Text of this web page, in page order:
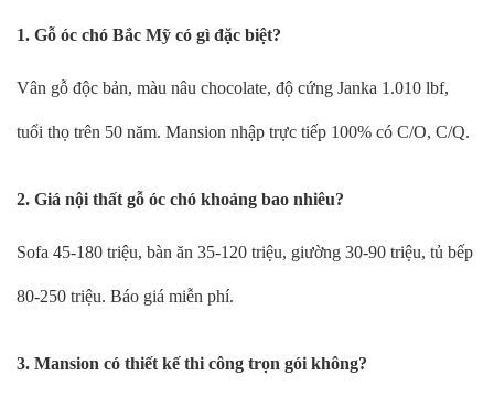
1. Gỗ óc chó Bắc Mỹ có gì đặc biệt?
Vân gỗ độc bản, màu nâu chocolate, độ cứng Janka 1.010 lbf,
tuổi thọ trên 50 năm. Mansion nhập trực tiếp 100% có C/O, C/Q.
2. Giá nội thất gỗ óc chó khoảng bao nhiêu?
Sofa 45-180 triệu, bàn ăn 35-120 triệu, giường 30-90 triệu, tủ bếp
80-250 triệu. Báo giá miễn phí.
3. Mansion có thiết kế thi công trọn gói không?